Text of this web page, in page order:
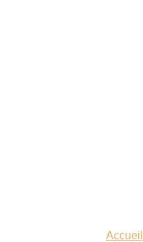
Accueil